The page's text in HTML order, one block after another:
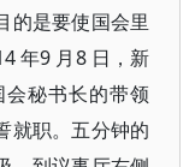
的是要使国会里
年9 月8 日，新
秘书长的带领
就职。五分钟的